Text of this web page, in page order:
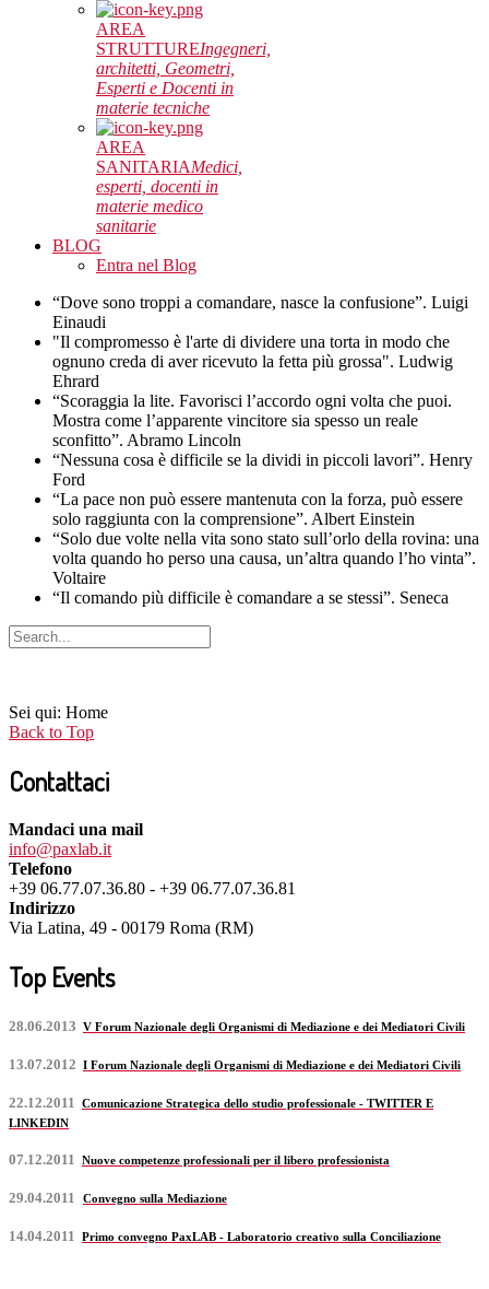
AREA
STRUTTUREIngegneri,
architetti, Geometri,
Esperti e Docenti in
materie tecniche
AREA
SANITARIAMedici,
esperti, docenti in
materie medico
sanitarie
BLOG
Entra nel Blog
“Dove sono troppi a comandare, nasce la confusione”. Luigi
Einaudi
"Il compromesso è l'arte di dividere una torta in modo che
ognuno creda di aver ricevuto la fetta più grossa". Ludwig
Ehrard
“Scoraggia la lite. Favorisci l’accordo ogni volta che puoi.
Mostra come l’apparente vincitore sia spesso un reale
sconfitto”. Abramo Lincoln
“Nessuna cosa è difficile se la dividi in piccoli lavori”. Henry
Ford
“La pace non può essere mantenuta con la forza, può essere
solo raggiunta con la comprensione”. Albert Einstein
“Solo due volte nella vita sono stato sull’orlo della rovina: una
volta quando ho perso una causa, un’altra quando l’ho vinta”.
Voltaire
“Il comando più difficile è comandare a se stessi”. Seneca
Sei qui: Home
Back to Top
Contattaci
Mandaci una mail
info@paxlab.it
Telefono
+39 06.77.07.36.80 - +39 06.77.07.36.81
Indirizzo
Via Latina, 49 - 00179 Roma (RM)
Top Events
28.06.2013 V Forum Nazionale degli Organismi di Mediazione e dei Mediatori Civili
13.07.2012 I Forum Nazionale degli Organismi di Mediazione e dei Mediatori Civili
22.12.2011
Comunicazione Strategica dello studio professionale - TWITTER E
LINKEDIN
07.12.2011 Nuove competenze professionali per il libero professionista
29.04.2011 Convegno sulla Mediazione
14.04.2011 Primo convegno PaxLAB - Laboratorio creativo sulla Conciliazione